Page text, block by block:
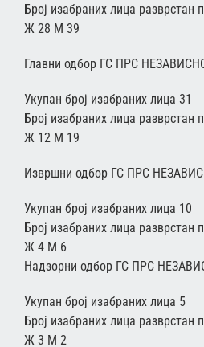
Број изабраних лица разврстан
Ж 28 М 39
Главни одбор ГС ПРС
Укупан број изабраних лица 31
Број изабраних лица разврстан
Ж 12 М 19
Извршни одбор ГС ПРС
Укупан број изабраних лица 10
Број изабраних лица разврстан
Ж 4 М 6
Надзорни одбор ГС ПРС
Укупан број изабраних лица 5
Број изабраних лица разврстан
Ж 3 М 2